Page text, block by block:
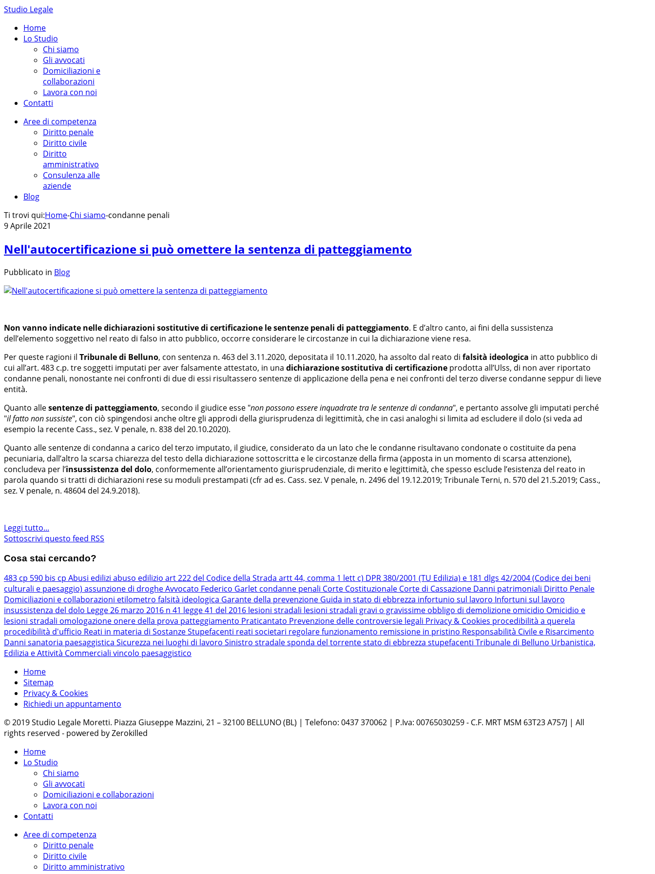
Studio Legale
Home
Lo Studio
Chi siamo
Gli avvocati
Domiciliazioni e
collaborazioni
Lavora con noi
Contatti
Aree di competenza
Diritto penale
Diritto civile
Diritto
amministrativo
Consulenza alle
aziende
Blog
Ti trovi qui:Home-Chi siamo-condanne penali
9 Aprile 2021
Nell'autocertificazione si può omettere la sentenza di patteggiamento
Pubblicato in Blog
Non vanno indicate nelle dichiarazioni sostitutive di certificazione le sentenze penali di patteggiamento. E d’altro canto, ai fini della sussistenza
dell’elemento soggettivo nel reato di falso in atto pubblico, occorre considerare le circostanze in cui la dichiarazione viene resa.
Per queste ragioni il Tribunale di Belluno, con sentenza n. 463 del 3.11.2020, depositata il 10.11.2020, ha assolto dal reato di falsità ideologica in atto pubblico di
cui all’art. 483 c.p. tre soggetti imputati per aver falsamente attestato, in una dichiarazione sostitutiva di certificazione prodotta all’Ulss, di non aver riportato
condanne penali, nonostante nei confronti di due di essi risultassero sentenze di applicazione della pena e nei confronti del terzo diverse condanne seppur di lieve
entità.
Quanto allesentenze di patteggiamento, secondo il giudice esse "non possono essere inquadrate tra le sentenze di condanna", e pertanto assolve gli imputati perché
"il fatto non sussiste", con ciò spingendosi anche oltre gli approdi della giurisprudenza di legittimità, che in casi analoghi si limita ad escludere il dolo (si veda ad
esempio la recente Cass., sez. V penale, n. 838 del 20.10.2020).
Quanto alle sentenze di condanna a carico del terzo imputato, il giudice, considerato da un lato che le condanne risultavano condonate o costituite da pena
pecuniaria, dall’altro la scarsa chiarezza del testo della dichiarazione sottoscritta e le circostanze della firma (apposta in un momento di scarsa attenzione),
concludeva per l’insussistenza del dolo, conformemente all’orientamento giurisprudenziale, di merito e legittimità, che spesso esclude l’esistenza del reato in
parola quando si tratti di dichiarazioni rese su moduli prestampati (cfr ad es. Cass. sez. V penale, n. 2496 del 19.12.2019; Tribunale Terni, n. 570 del 21.5.2019; Cass.,
sez. V penale, n. 48604 del 24.9.2018).
Leggi tutto...
Sottoscrivi questo feed RSS
Cosa stai cercando?
483 cp 590 bis cp Abusi edilizi abuso edilizio art 222 del Codice della Strada artt 44, comma 1 lett c) DPR 380/2001 (TU Edilizia) e 181 dlgs 42/2004 (Codice dei beni
culturali e paesaggio) assunzione di drogheAvvocato Federico Garlet condanne penali Corte Costituzionale Corte di Cassazione Danni patrimoniali Diritto Penale
Domiciliazioni e collaborazioni etilometro falsità ideologica Garante della prevenzione Guida in stato di ebbrezza infortunio sul lavoro Infortuni sul lavoro
insussistenza del dolo Legge 26 marzo 2016 n 41 legge 41 del 2016 lesioni stradali lesioni stradali gravi o gravissime obbligo di demolizione omicidio Omicidio e
lesioni stradali omologazione onere della prova patteggiamento Praticantato Prevenzione delle controversie legali Privacy & Cookies procedibilità a querela
procedibilità d'ufficio Reati in materia di Sostanze Stupefacenti reati societari regolare funzionamento remissione in pristino Responsabilità Civile e Risarcimento
Danni sanatoria paesaggistica Sicurezza nei luoghi di lavoro Sinistro stradalesponda del torrentestato di ebbrezza stupefacenti Tribunale di Belluno Urbanistica,
Edilizia e Attività Commerciali vincolo paesaggistico
Home
Sitemap
Privacy & Cookies
Richiedi un appuntamento
© 2019 Studio Legale Moretti. Piazza Giuseppe Mazzini, 21 – 32100 BELLUNO (BL) | Telefono: 0437 370062 | P.Iva: 00765030259 - C.F. MRT MSM 63T23 A757J | All
rights reserved - powered by Zerokilled
Home
Lo Studio
Chi siamo
Gli avvocati
Domiciliazioni e collaborazioni
Lavora con noi
Contatti
Aree di competenza
Diritto penale
Diritto civile
Diritto amministrativo